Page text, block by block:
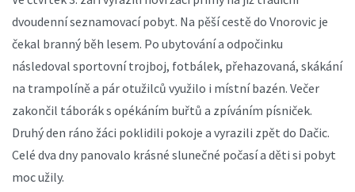
dvoudenní seznamovací pobyt. Na pěší cestě do Vnorovic je
čekal branný běh lesem. Po ubytování a odpočinku
následoval sportovní trojboj, fotbálek, přehazovaná, skákání
na trampolíně a pár otužilců využilo i místní bazén. Večer
zakončil táborák s opékáním buřtů a zpíváním písniček.
Druhý den ráno žáci poklidili pokoje a vyrazili zpět do Dačic.
Celé dva dny panovalo krásné slunečné počasí a děti si pobyt
moc užily.